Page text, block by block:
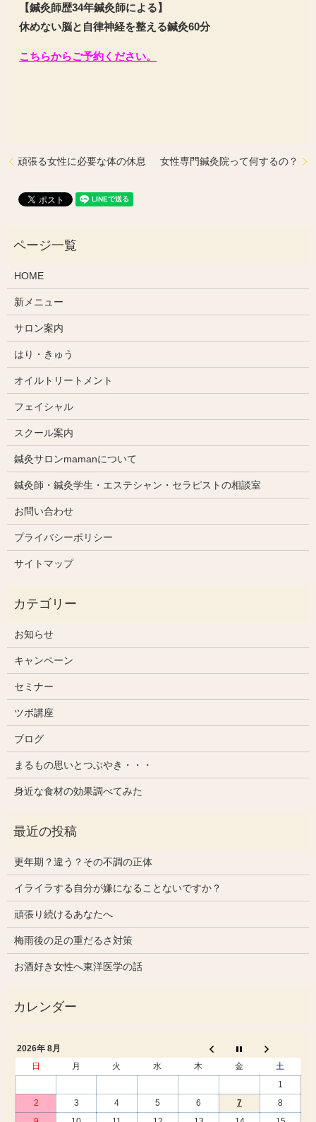
【鍼灸師歴34年鍼灸師による】
休めない脳と自律神経を整える鍼灸60分
こちらからご予約ください。
頑張る女性に必要な体の休息 女性専門鍼灸院って何するの？
HOME
新メニュー
サロン案内
はり・きゅう
オイルトリートメント
フェイシャル
スクール案内
鍼灸サロンmamanについて
鍼灸師・鍼灸学生・エステシャン・セラピストの相談室
お問い合わせ
プライバシーポリシー
サイトマップ
お知らせ
キャンペーン
セミナー
ツボ講座
ブログ
まるもの思いとつぶやき・・・
身近な食材の効果調べてみた
更年期？違う？その不調の正体
イライラする自分が嫌になることないですか？
頑張り続けるあなたへ
梅雨後の足の重だるさ対策
お酒好き女性へ東洋医学の話
2026年 8月
日
月 火 水 木 金
土
1
2
3 4 5 6 7
8